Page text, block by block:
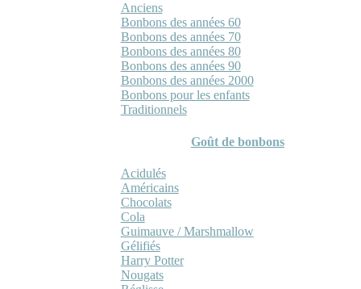
Anciens
Bonbons des années 60
Bonbons des années 70
Bonbons des années 80
Bonbons des années 90
Bonbons des années 2000
Bonbons pour les enfants
Traditionnels
Goût de bonbons
Acidulés
Américains
Chocolats
Cola
Guimauve / Marshmallow
Gélifiés
Harry Potter
Nougats